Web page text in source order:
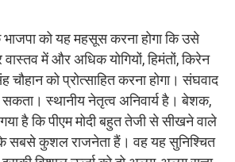
को यह महसूस करना होगा कि उसे
में और अधिक योगियों, हिमंतों, किरेन
चौहान को प्रोत्साहित करना होगा। संघवाद
सकता। स्थानीय नेतृत्व अनिवार्य है। बेशक,
है कि पीएम मोदी बहुत तेजी से सीखने वाले
सबसे कुशल राजनेता हैं। वह यह सुनिश्चित